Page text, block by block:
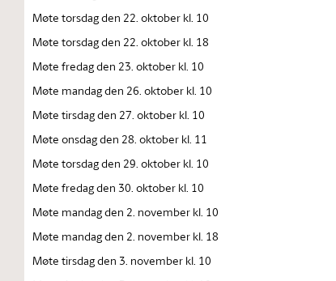
Møte torsdag den 22. oktober kl. 10
Møte torsdag den 22. oktober kl. 18
Møte fredag den 23. oktober kl. 10
Møte mandag den 26. oktober kl. 10
Møte tirsdag den 27. oktober kl. 10
Møte onsdag den 28. oktober kl. 11
Møte torsdag den 29. oktober kl. 10
Møte fredag den 30. oktober kl. 10
Møte mandag den 2. november kl. 10
Møte mandag den 2. november kl. 18
Møte tirsdag den 3. november kl. 10